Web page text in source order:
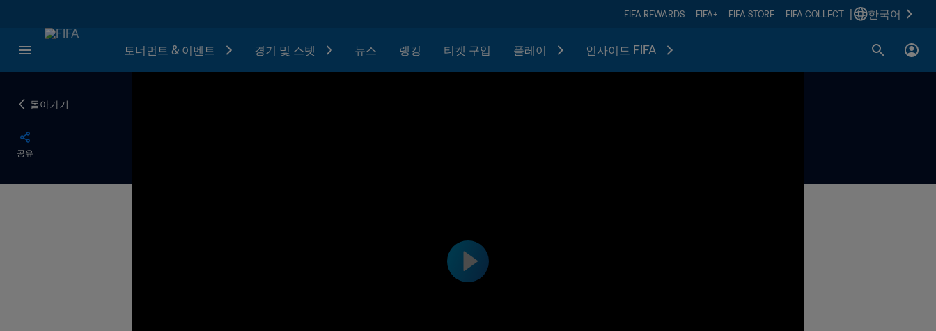
FIFA REWARDS FIFA+ FIFA STORE FIFA COLLECT 한국어
토너먼트 & 이벤트 경기 및 스텟 뉴스 랭킹 티켓 구입 플레이 인사이드 FIFA
돌아가기
공유